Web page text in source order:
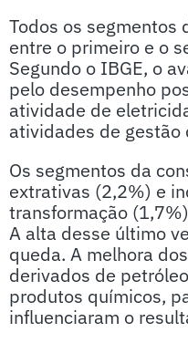
Todos os segmentos
entre o primeiro e o
Segundo o IBGE, o
pelo desempenho
atividade de
atividades de gestão
Os segmentos da
extrativas (2,2%) e
transformação
A alta desse último
queda. A melhora
derivados de
produtos químicos,
influenciaram o